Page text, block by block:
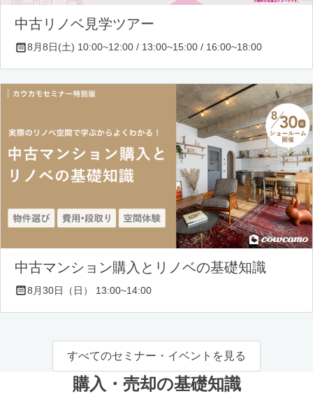
中古リノベ見学ツアー
8月8日(土) 10:00~12:00 / 13:00~15:00 / 16:00~18:00
中古マンション購入とリノベの基礎知識
8月30日（日） 13:00~14:00
すべてのセミナー・イベントを見る
購入・売却の基礎知識